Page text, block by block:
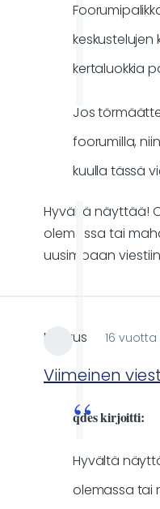
kertaluokkia
Jos
foorumilla,
kuulla tässä
Hyvältä näyttää!
olemassa tai
uusimpaan
Markus 16
Viimeinen
qdes kirjoitti:
Hyvältä
olemassa tai